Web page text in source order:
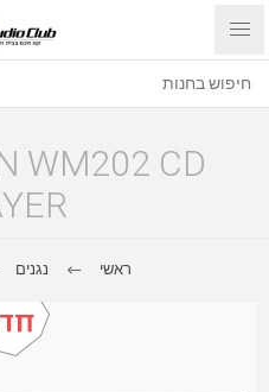
WM202 CD
ראשי נגנים